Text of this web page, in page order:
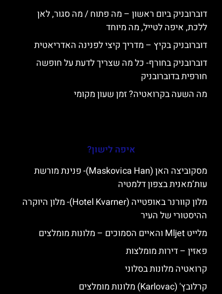
דוברובניק ביום ראשון – מה פתוח / מה סגור, לאן
ללכת, איפה לטייל, מה מיוחד
דוברובניק בקיץ – מדריך קיצי לפנינה האדריאטית
דוברובניק בחורף- כל מה שצריך לדעת על חופשה
חורפית בדוברובניק
מה השעה בקרואטיה? זמן שעון מקומי
איפה לישון?
מסקוביצה האן (Maskovica Han)- פנינת מורשת
עות’מאנית בצפון דלמטיה
מלון קוורנר באופטייה (Hotel Kvarner)- מלון היוקרה
ההיסטורי של העיר
מלייט Mljet והאיים הסמוכים – מלונות מומלצים
פאזין – דירות מומלצות
קרואטיה מלונות בסלוני
קרלובץ' (Karlovac) מלונות מומלצים